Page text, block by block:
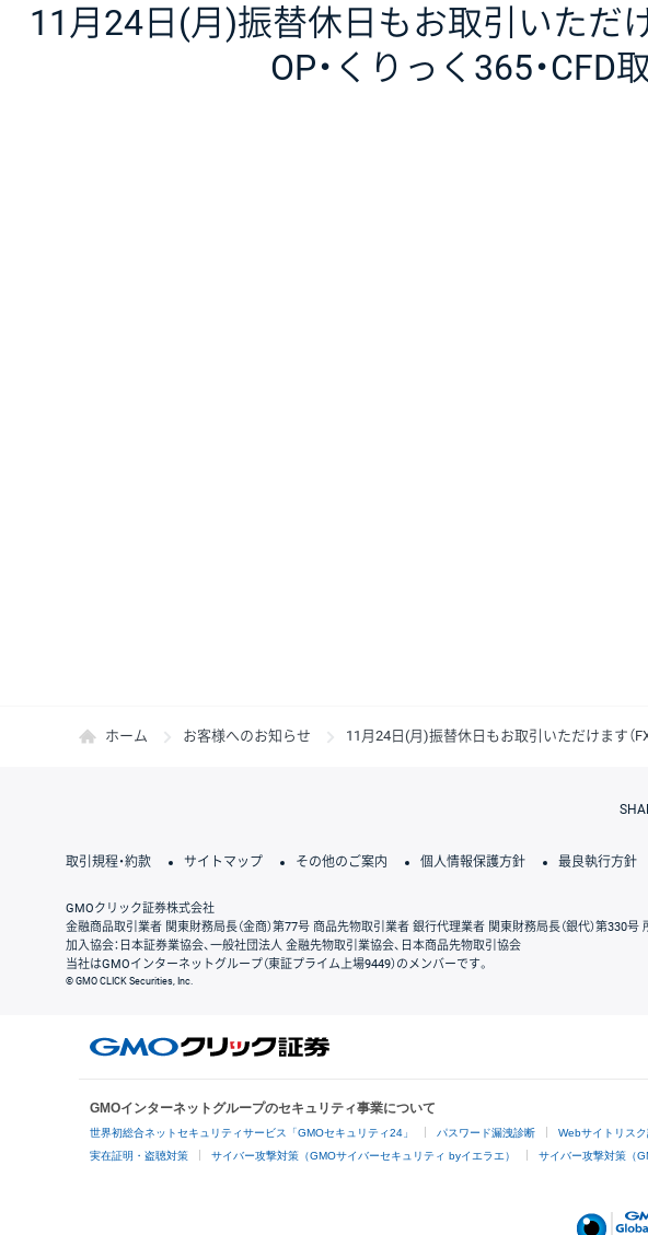
11月24日(月)振替休日もお取引いただけ
OP・くりっく365・CFD取
ホーム お客様へのお知らせ 11月24日(月)振替休日もお取引いただけます（FX
取引規程・約款 サイトマップ その他のご案内 個人情報保護方針 最良執行方針
GMOクリック証券株式会社
金融商品取引業者 関東財務局長（金商）第77号 商品先物取引業者 銀行代理業者 関東財務局長（銀代）第330
加入協会：日本証券業協会、一般社団法人 金融先物取引業協会、日本商品先物取引協会
当社はGMOインターネットグループ（東証プライム上場9449）のメンバーです。
© GMO CLICK Securities, Inc.
GMOインターネットグループのセキュリティ事業について
世界初総合ネットセキュリティサービス「GMOセキュリティ24」 パスワード漏洩診断 Webサイトリス
実在証明・盗聴対策 サイバー攻撃対策（GMOサイバーセキュリティ byイエラエ） サイバー攻撃対策（